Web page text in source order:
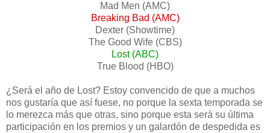
Mad Men (AMC)
Breaking Bad (AMC)
Dexter (Showtime)
The Good Wife (CBS)
Lost (ABC)
True Blood (HBO)
¿Será el año de Lost? Estoy convencido de que a muchos
nos gustaría que así fuese, no porque la sexta temporada se
lo merezca más que otras, sino porque esta será su última
participación en los premios y un galardón de despedida es